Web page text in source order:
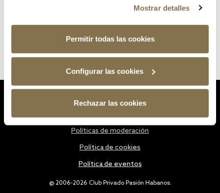
Mostrar detalles
Permitir todas las cookies
Configurar las cookies
Rechazar las cookies
@ 2006-2026 Club Privado Pasión Habanos.
Políticas de moderación
Política de cookies
Política de eventos